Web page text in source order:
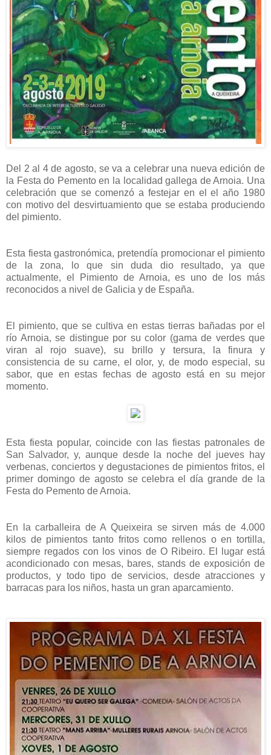
Del 2 al 4 de agosto, se va a celebrar una nueva edición de
la Festa do Pemento en la localidad gallega de Arnoia. Una
celebración que se comenzó a festejar en el el año 1980
con motivo del desvirtuamiento que se estaba produciendo
del pimiento.
Esta fiesta gastronómica, pretendía promocionar el pimiento
de la zona, lo que sin duda dio resultado, ya que
actualmente, el Pimiento de Arnoia, es uno de los más
reconocidos a nivel de Galicia y de España.
El pimiento, que se cultiva en estas tierras bañadas por el
río Arnoia, se distingue por su color (gama de verdes que
viran al rojo suave), su brillo y tersura, la finura y
consistencia de su carne, el olor, y, de modo especial, su
sabor, que en estas fechas de agosto está en su mejor
momento.
Esta fiesta popular, coincide con las fiestas patronales de
San Salvador, y, aunque desde la noche del jueves hay
verbenas, conciertos y degustaciones de pimientos fritos, el
primer domingo de agosto se celebra el día grande de la
Festa do Pemento de Arnoia.
En la carballeira de A Queixeira se sirven más de 4.000
kilos de pimientos tanto fritos como rellenos o en tortilla,
siempre regados con los vinos de O Ribeiro. El lugar está
acondicionado con mesas, bares, stands de exposición de
productos, y todo tipo de servicios, desde atracciones y
barracas para los niños, hasta un gran aparcamiento.